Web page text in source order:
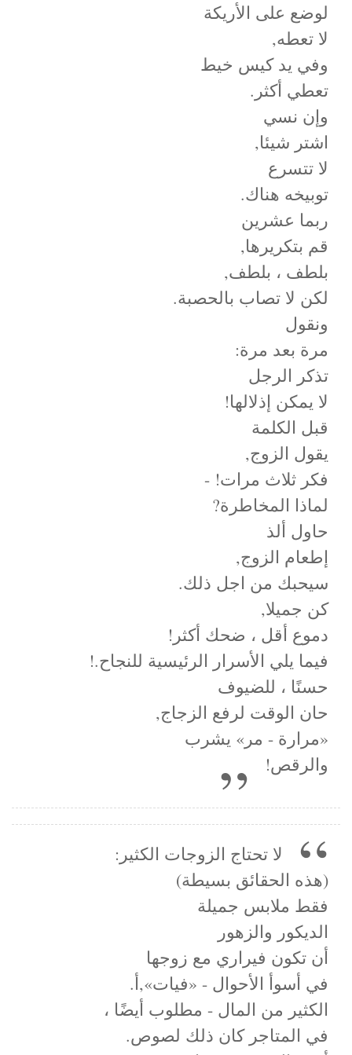
لوضع على الأريكة
لا تعطه,
وفي يد كيس خيط
تعطي أكثر.
وإن نسي
اشتر شيئا,
لا تتسرع
توبيخه هناك.
ربما عشرين
قم بتكريرها,
بلطف ، بلطف,
لكن لا تصاب بالحصبة.
ونقول
مرة بعد مرة:
تذكر الرجل
لا يمكن إذلالها!
قبل الكلمة
يقول الزوج,
فكر ثلاث مرات! -
لماذا المخاطرة?
حاول ألذ
إطعام الزوج,
سيحبك من اجل ذلك.
كن جميلا,
دموع أقل ، ضحك أكثر!
فيما يلي الأسرار الرئيسية للنجاح.!
حسنًا ، للضيوف
حان الوقت لرفع الزجاج,
«مرارة - مر» يشرب
والرقص!
لا تحتاج الزوجات الكثير:
(هذه الحقائق بسيطة)
فقط ملابس جميلة
الديكور والزهور
أن تكون فيراري مع زوجها
في أسوأ الأحوال - «فيات»,أ.
الكثير من المال - مطلوب أيضًا ،
في المتاجر كان ذلك لصوص.